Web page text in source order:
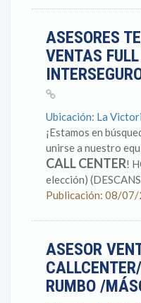
ASESORES
VENTAS
Ubicación: La
¡Estamos en
unirse a nuestro
CALL CENTER!
elección)
Publicación: 08/
ASESOR
RUMBO /